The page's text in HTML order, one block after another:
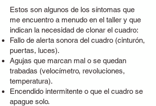
Estos son algunos de los síntomas que
me encuentro a menudo en el taller y que
indican la necesidad de clonar el cuadro:
Fallo de alerta sonora del cuadro (cinturón,
puertas, luces).
Agujas que marcan mal o se quedan
trabadas (velocímetro, revoluciones,
temperatura).
Encendido intermitente o que el cuadro se
apague solo.